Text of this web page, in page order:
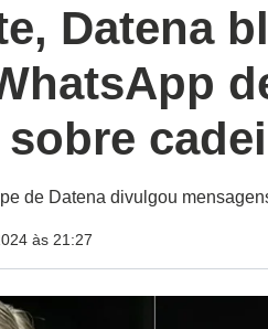
Datena
de Datena divulgou
às 21:27